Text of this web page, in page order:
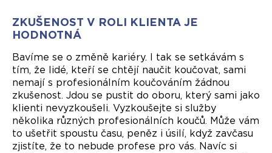
ZKUŠENOST V ROLI KLIENTA JE
HODNOTNÁ
Bavíme se o změně kariéry. I tak se setkávám s
tím, že lidé, kteří se chtějí naučit koučovat, sami
nemají s profesionálním koučováním žádnou
zkušenost. Jdou se pustit do oboru, který sami jako
klienti nevyzkoušeli. Vyzkoušejte si služby
několika různých profesionálních koučů. Může vám
to ušetřit spoustu času, peněz i úsilí, když zavčasu
zjistíte, že to nebude profese pro vás. Navíc si